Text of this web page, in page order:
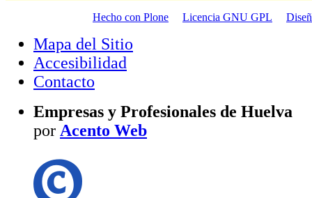
Hecho con Plone Licencia GNU GPL
Mapa del Sitio
Accesibilidad
Contacto
Empresas y Profesionales de Huelva
por Acento Web